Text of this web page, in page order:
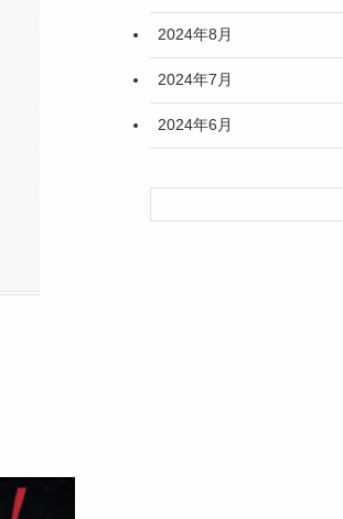
2024年8月
2024年7月
2024年6月